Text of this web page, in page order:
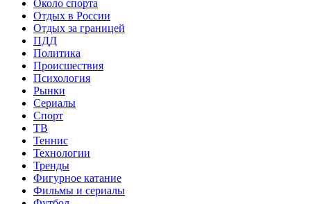
Около спорта
Отдых в России
Отдых за границей
ПДД
Политика
Происшествия
Психология
Рынки
Сериалы
Спорт
ТВ
Теннис
Технологии
Тренды
Фигурное катание
Фильмы и сериалы